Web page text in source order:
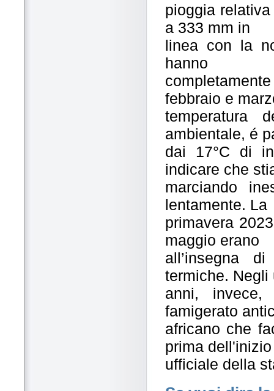
pioggia
a 333 mm in
linea con la
hanno
febbraio e
temperatura
ambientale, é
dai 17°C di
indicare che
marciando
lentamente. La
primavera
maggio erano
all’insegna
termiche. Negli
anni,
famigerato
africano che
prima dell'inizio
ufficiale della